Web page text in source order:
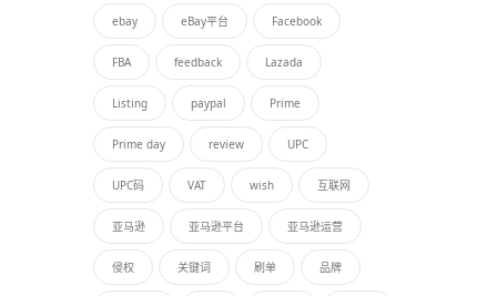
ebay eBay平台 Facebook
FBA feedback Lazada
Listing paypal Prime
Prime day review UPC
UPC码 VAT wish 互联网
亚马逊 亚马逊平台 亚马逊运营
侵权 关键词 刷单 品牌